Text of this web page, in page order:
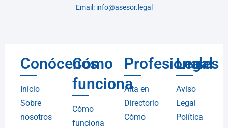
Email: info@asesor.legal
Conócenos
Inicio
Sobre
nosotros
Cómo
funciona
Cómo
funciona
Profesionales
Alta en
Directorio
Cómo
Legal
Aviso
Legal
Política